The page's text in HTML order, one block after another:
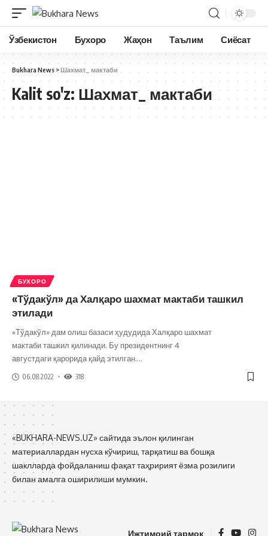
Ўзбекистон Бухоро Жаҳон Таълим Сиёсат
Bukhara News >Шахмат_ мактаби
Kalit so'z:Шахмат_ мактаби
БУХОРО
«Тўдакўл» да Халқаро шахмат мактаби ташкил
этилади
«Тўдакўл» дам олиш базаси ҳудудида Халқаро шахмат
мактаби ташкил қилинади. Бу президентнинг 4
августдаги қарорида қайд этилган.…
06.08.2022 318
«BUKHARA-NEWS.UZ» сайтида эълон қилинган
материаллардан нусха кўчириш, тарқатиш ва бошқа
шаклларда фойдаланиш фақат таҳририят ёзма розилиги
билан амалга оширилиши мумкин.
Ижтимоий тармоқ